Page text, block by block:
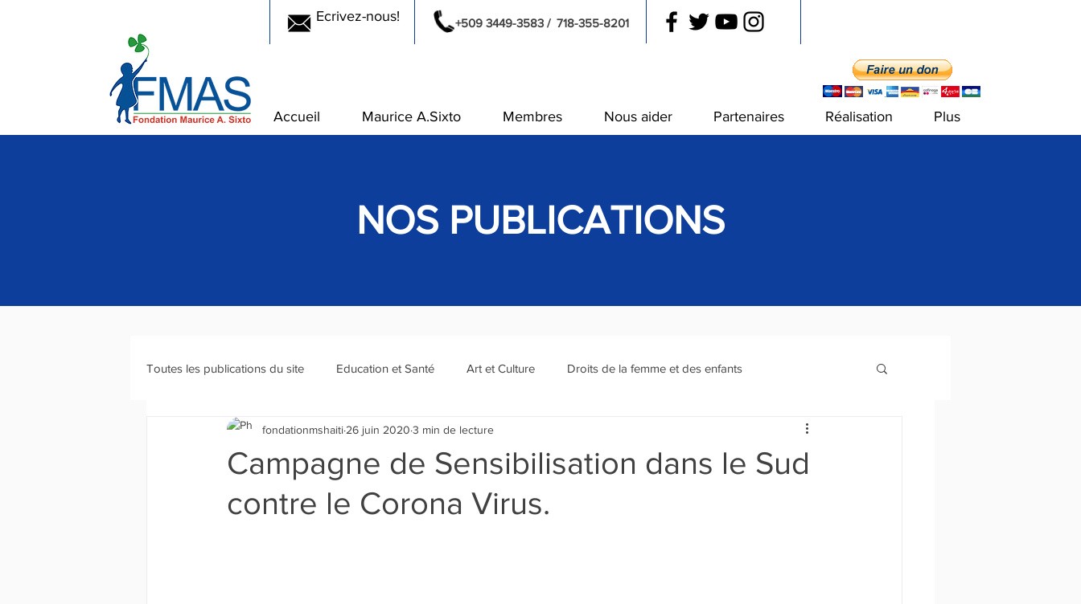
Accueil Maurice A.Sixto Membres Nous aider Partenaires Réalisation Plus
+509 3449-3583 / 718-355-8201
Ecrivez-nous!
NOS PUBLICATIONS
Toutes les publications du site Education et Santé Art et Culture Droits de la femme et des enfants
Sensibilisation et Environement Evénements/Rubriques
Campagne de Sensibilisation dans le Sud
contre le Corona Virus.
fondationmshaiti 26 juin 2020 3 min de lecture